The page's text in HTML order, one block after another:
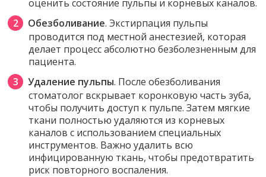
оценить состояние пульпы и корневых каналов.
Обезболивание. Экстирпация пульпы
проводится под местной анестезией, которая
делает процесс абсолютно безболезненным для
пациента.
Удаление пульпы. После обезболивания
стоматолог вскрывает коронковую часть зуба,
чтобы получить доступ к пульпе. Затем мягкие
ткани полностью удаляются из корневых
каналов с использованием специальных
инструментов. Важно удалить всю
инфицированную ткань, чтобы предотвратить
риск повторного воспаления.